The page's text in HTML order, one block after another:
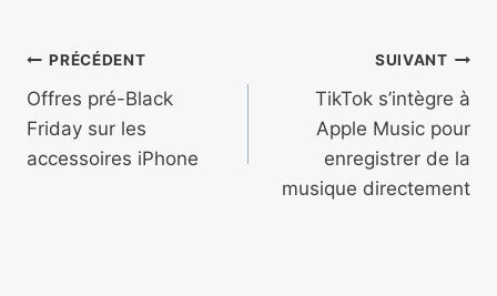
Navigation
de
l’article
PRÉCÉDENT
Offres pré-Black
Friday sur les
accessoires iPhone
SUIVANT
TikTok s’intègre à
Apple Music pour
enregistrer de la
musique directement